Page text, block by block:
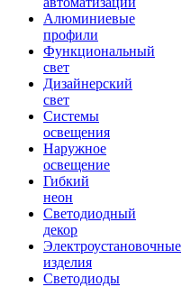
Алюминиевые
профили
Функциональный
свет
Дизайнерский
свет
Системы
освещения
Наружное
освещение
Гибкий
неон
Светодиодный
декор
Электроустановочные
изделия
Светодиоды